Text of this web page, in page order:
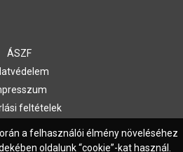
ÁSZF
feltételek
a felhasználói élmény növeléséhez
oldalunk “cookie”-kat használ.